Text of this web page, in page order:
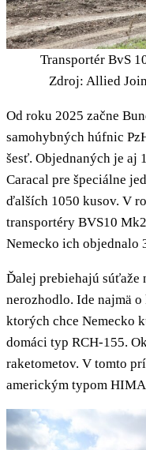
Transportér BvS
Zdroj: Allied
Od roku 2025 začne
samohybných húfnic
šesť. Objednaných je aj
Caracal pre špeciálne
ďalších 1050 kusov. V
transportéry BVS10
Nemecko ich objednalo
Ďalej prebiehajú súťaže
nerozhodlo. Ide najmä
ktorých chce Nemecko
domáci typ RCH-155.
raketometov. V tomto
americkým typom